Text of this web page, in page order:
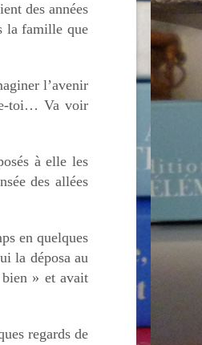
des années
la famille que
l’avenir
toi… Va voir
à elle les
des allées
en quelques
la déposa au
» et avait
regards de